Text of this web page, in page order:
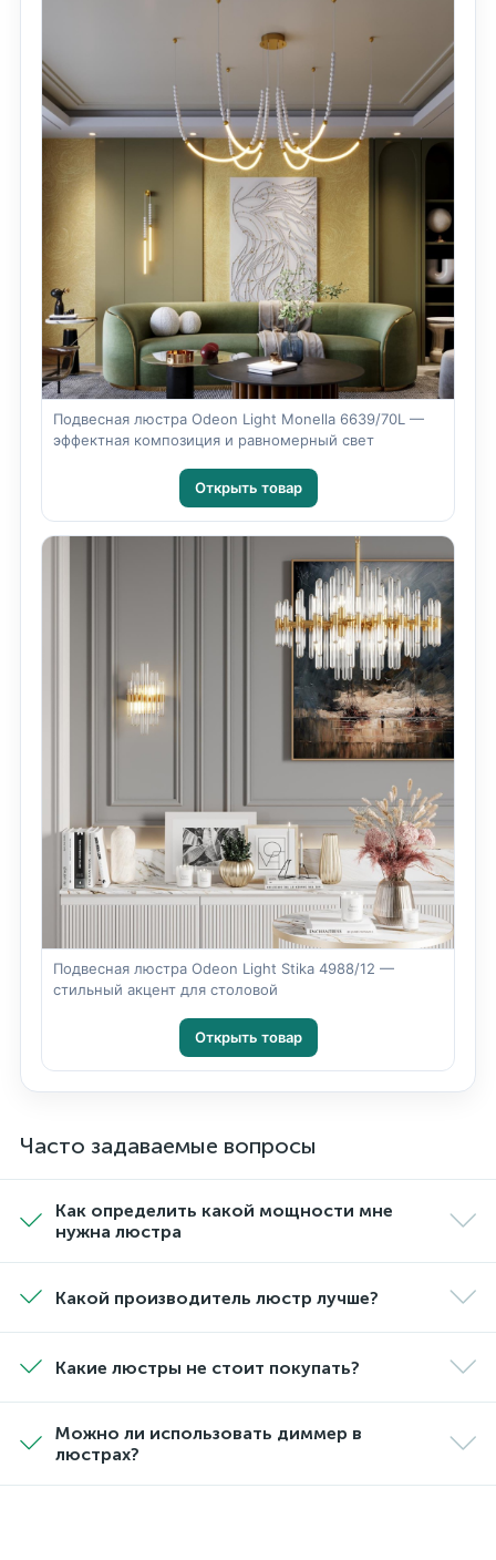
Подвесная люстра Odeon Light Monella 6639/70L —
эффектная композиция и равномерный свет
Открыть товар
Подвесная люстра Odeon Light Stika 4988/12 —
стильный акцент для столовой
Открыть товар
Часто задаваемые вопросы
Как определить какой мощности мне
нужна люстра
Какой производитель люстр лучше?
Какие люстры не стоит покупать?
Можно ли использовать диммер в
люстрах?